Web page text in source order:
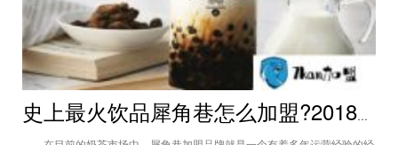
史上最火饮品犀角巷怎么加盟?2018最新加盟资讯介绍!